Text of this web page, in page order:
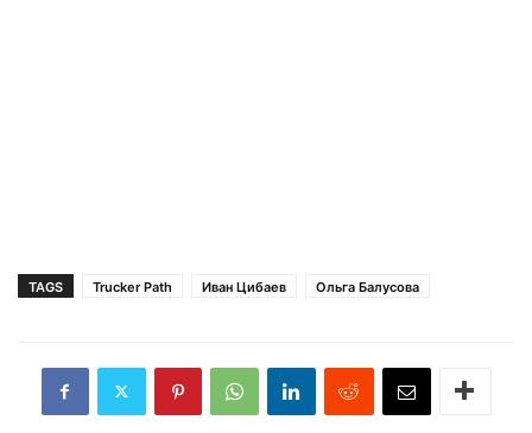
TAGS Trucker Path Иван Цибаев Ольга Балусова